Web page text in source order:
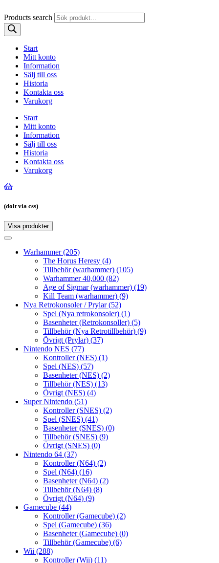
Products search
Start
Mitt konto
Information
Sälj till oss
Historia
Kontakta oss
Varukorg
Start
Mitt konto
Information
Sälj till oss
Historia
Kontakta oss
Varukorg
(dolt via css)
Visa produkter
Toggle
Toggle
navigationWarhammer(205)
The Horus Heresy (4)
Tillbehör (warhammer) (105)
Warhammer 40,000 (82)
Age of Sigmar (warhammer) (19)
Kill Team (warhammer) (9)
Nya Retrokonsoler / Prylar(52)
Spel (Nya retrokonsoler) (1)
Basenheter (Retrokonsoller) (5)
Tillbehör (Nya Retrotillbehör) (9)
Övrigt (Prylar) (37)
Nintendo NES (77)
Kontroller (NES) (1)
Spel (NES) (57)
Basenheter (NES) (2)
Tillbehör (NES) (13)
Övrigt (NES) (4)
Super Nintendo (51)
Kontroller (SNES) (2)
Spel (SNES) (41)
Basenheter (SNES) (0)
Tillbehör (SNES) (9)
Övrigt (SNES) (0)
Nintendo 64 (37)
Kontroller (N64) (2)
Spel (N64) (16)
Basenheter (N64) (2)
Tillbehör (N64) (8)
Övrigt (N64) (9)
Gamecube (44)
Kontroller (Gamecube) (2)
Spel (Gamecube) (36)
Basenheter (Gamecube) (0)
Tillbehör (Gamecube) (6)
Wii (288)
Kontroller (Wii) (11)